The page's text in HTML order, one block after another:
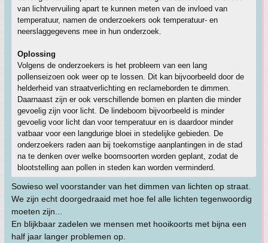
van lichtvervuiling apart te kunnen meten van de invloed van
temperatuur, namen de onderzoekers ook temperatuur- en
neerslaggegevens mee in hun onderzoek.
Oplossing
Volgens de onderzoekers is het probleem van een lang
pollenseizoen ook weer op te lossen. Dit kan bijvoorbeeld door de
helderheid van straatverlichting en reclameborden te dimmen.
Daarnaast zijn er ook verschillende bomen en planten die minder
gevoelig zijn voor licht. De lindeboom bijvoorbeeld is minder
gevoelig voor licht dan voor temperatuur en is daardoor minder
vatbaar voor een langdurige bloei in stedelijke gebieden. De
onderzoekers raden aan bij toekomstige aanplantingen in de stad
na te denken over welke boomsoorten worden geplant, zodat de
blootstelling aan pollen in steden kan worden verminderd.
Sowieso wel voorstander van het dimmen van lichten op straat.
We zijn echt doorgedraaid met hoe fel alle lichten tegenwoordig
moeten zijn...
En blijkbaar zadelen we mensen met hooikoorts met bijna een
half jaar langer problemen op.